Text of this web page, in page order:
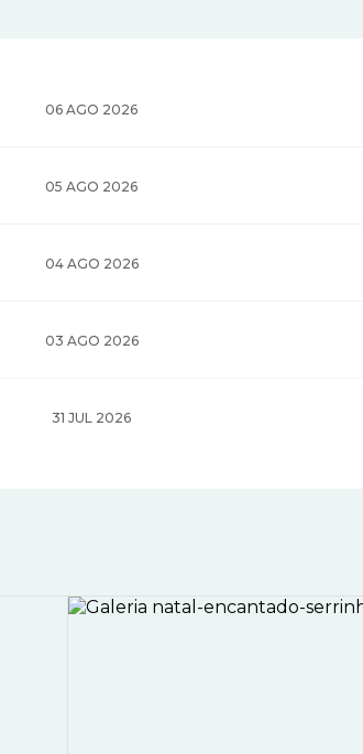
06 AGO 2026
05 AGO 2026
04 AGO 2026
03 AGO 2026
31 JUL 2026